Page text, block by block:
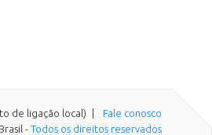
de ligação local)
Fale conosco
- Todos os direitos reservados